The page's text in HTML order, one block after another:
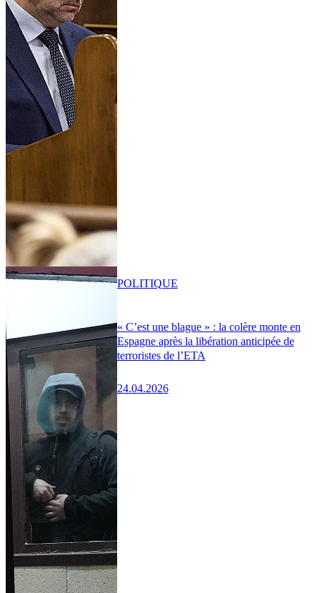
« C’est une blague » : la colère monte en
Espagne après la libération anticipée de
terroristes de l’ETA
24.04.2026
POLITIQUE